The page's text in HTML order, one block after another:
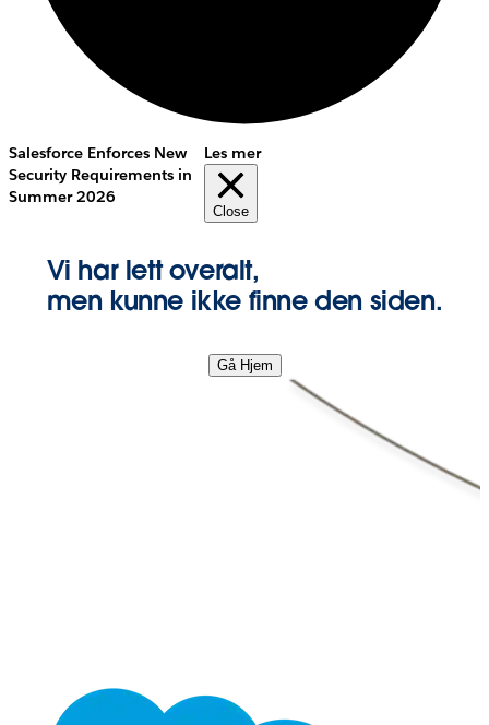
Salesforce Enforces New
Security Requirements in
Summer 2026
Les mer
Close
Vi har lett overalt,
men kunne ikke finne den siden.
Gå Hjem